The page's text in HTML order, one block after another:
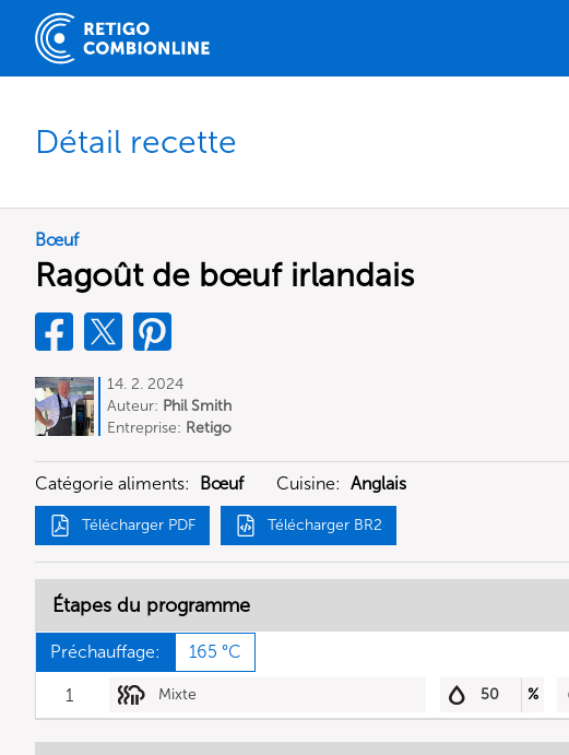
Détail recette
Bœuf
Ragoût de bœuf irlandais
14. 2. 2024
Auteur: Phil Smith
Entreprise: Retigo
Catégorie aliments: Bœuf Cuisine: Anglais
Télécharger PDF Télécharger BR2
Étapes du programme
Préchauffage: 165 °C
1 Mixte 50 %